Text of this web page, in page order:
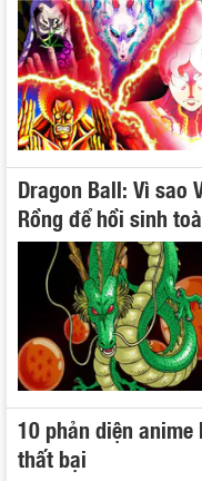
Dragon Ball: Vì sao
Rồng để hồi sinh
10 phản diện
thất bại